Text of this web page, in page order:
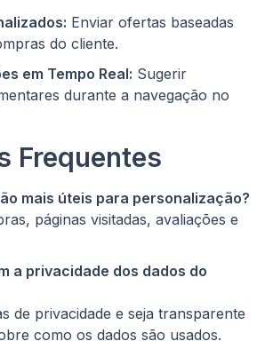
Enviar ofertas baseadas
do cliente.
em Tempo Real: Sugerir
durante a navegação no
Frequentes
mais úteis para personalização?
páginas visitadas, avaliações e
a privacidade dos dados do
de privacidade e seja transparente
como os dados são usados.